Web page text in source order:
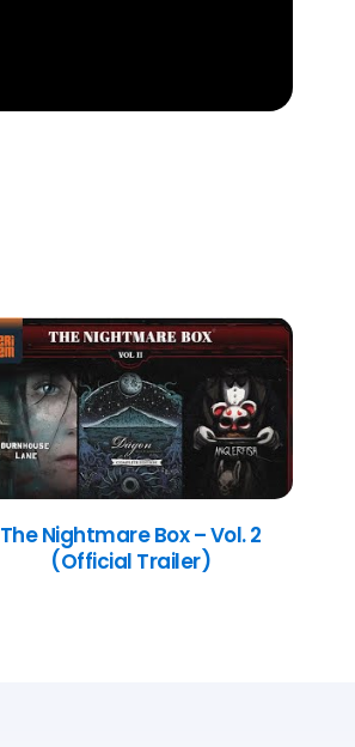
The Nightmare Box – Vol. 2
(Official Trailer)